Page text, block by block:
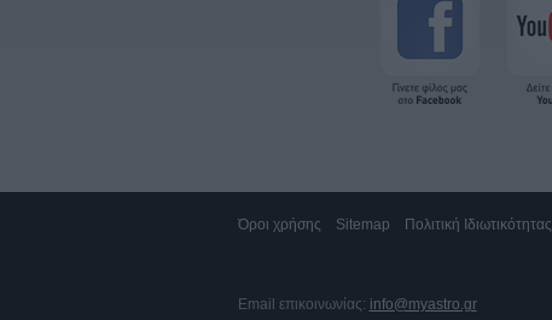
Όροι χρήσης Sitemap Πολιτική Ιδιωτικότητας
Email επικοινωνίας: info@myastro.gr